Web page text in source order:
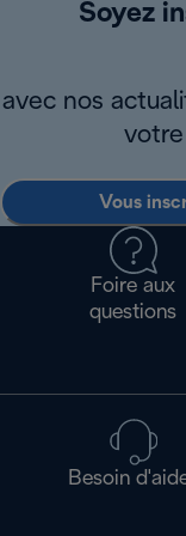
Soyez
avec nos
Vous
Foire aux
questions
Besoin